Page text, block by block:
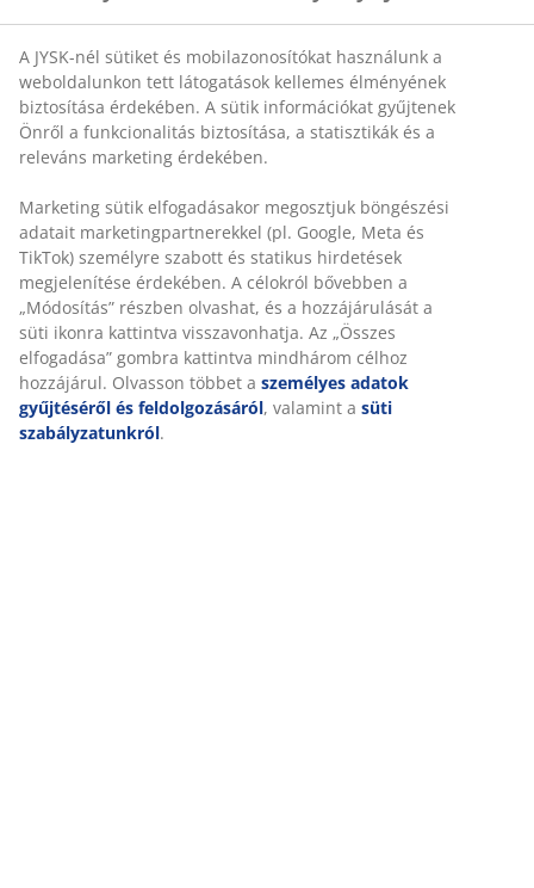
Részletes Adatok
Értékelések
(2)
Kiszállítás
A JYSK-nél sütiket és mobilazonosítókat használunk a
weboldalunkon tett látogatások kellemes élményének
biztosítása érdekében. A sütik információkat gyűjtenek
Önről a funkcionalitás biztosítása, a statisztikák és a
releváns marketing érdekében.
Marketing sütik elfogadásakor megosztjuk böngészési
adatait marketingpartnerekkel (pl. Google, Meta és
TikTok) személyre szabott és statikus hirdetések
megjelenítése érdekében. A célokról bővebben a
„Módosítás” részben olvashat, és a hozzájárulását a
süti ikonra kattintva visszavonhatja. Az „Összes
elfogadása” gombra kattintva mindhárom célhoz
hozzájárul. Olvasson többet a személyes adatok
gyűjtéséről és feldolgozásáról, valamint a süti
szabályzatunkról.